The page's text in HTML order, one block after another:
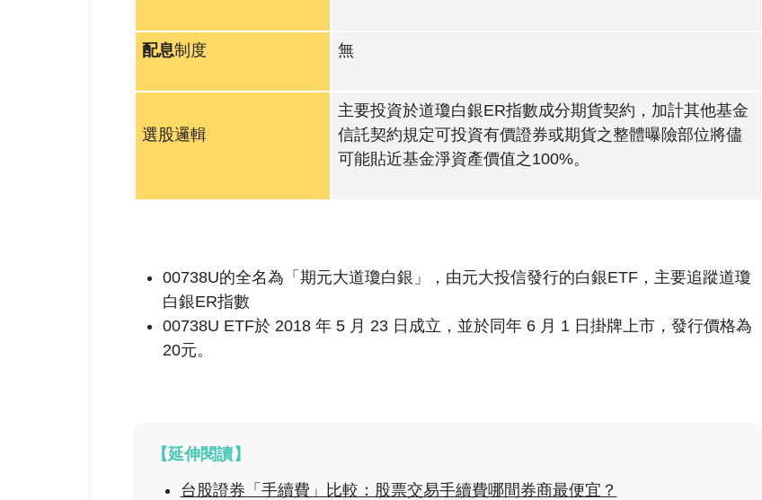
配息制度 無
選股邏輯
主要投資於道瓊白銀ER指數成分期貨契約，加計其他基金
信託契約規定可投資有價證券或期貨之整體曝險部位將儘
可能貼近基金淨資產價值之100%。
00738U的全名為「期元大道瓊白銀」，由元大投信發行的白銀ETF，主要追蹤道瓊
白銀ER指數
00738U ETF於 2018 年 5 月 23 日成立，並於同年 6 月 1 日掛牌上市， 發行價格為
20元。
【延伸閱讀】
台股證券「手續費」比較：股票交易手續費哪間券商最便宜？